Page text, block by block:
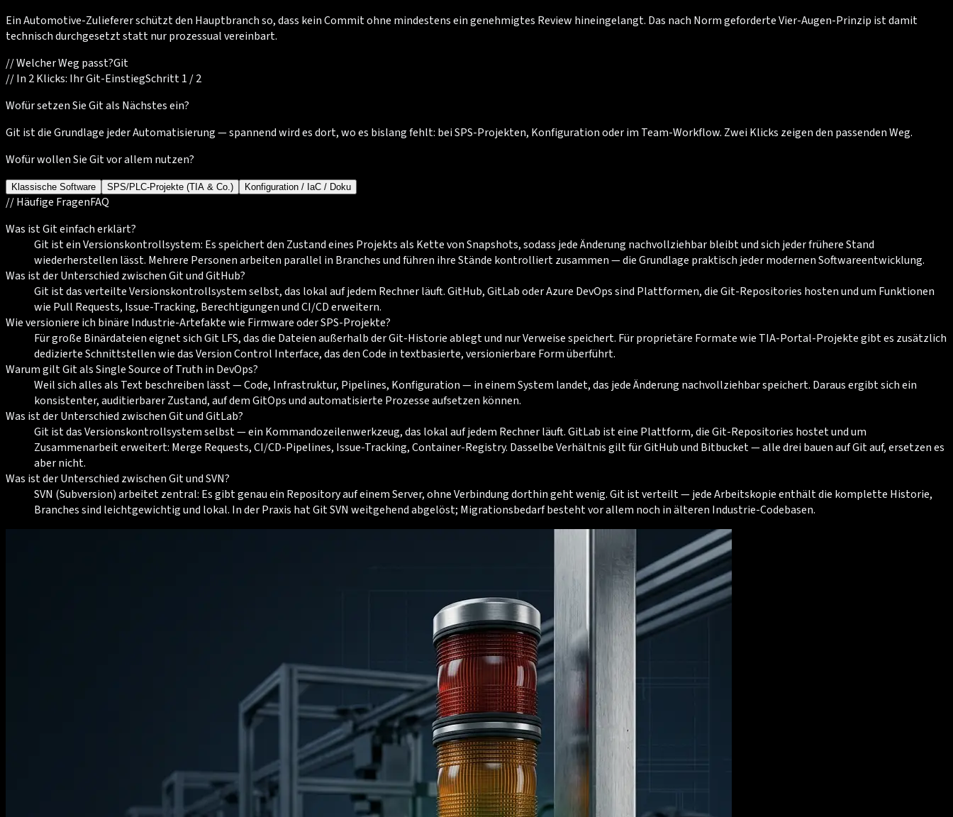
Ein Automotive-Zulieferer schützt den Hauptbranch so, dass kein Commit ohne mindestens ein genehmigtes Review hineingelangt. Das nach Norm geforderte Vier-Augen-Prinzip ist damit
technisch durchgesetzt statt nur prozessual vereinbart.
//Welcher Weg passt?Git
//In 2 Klicks: Ihr Git-EinstiegSchritt 1 / 2
Wofür setzen Sie Git als Nächstes ein?
Git ist die Grundlage jeder Automatisierung — spannend wird es dort, wo es bislang fehlt: bei SPS-Projekten, Konfiguration oder im Team-Workflow. Zwei Klicks zeigen den passenden Weg.
Wofür wollen Sie Git vor allem nutzen?
Klassische Software SPS/PLC-Projekte (TIA & Co.) Konfiguration / IaC / Doku
//Häufige FragenFAQ
Was ist Git einfach erklärt?
Git ist ein Versionskontrollsystem: Es speichert den Zustand eines Projekts als Kette von Snapshots, sodass jede Änderung nachvollziehbar bleibt und sich jeder frühere Stand
wiederherstellen lässt. Mehrere Personen arbeiten parallel in Branches und führen ihre Stände kontrolliert zusammen — die Grundlage praktisch jeder modernen Softwareentwicklung.
Was ist der Unterschied zwischen Git und GitHub?
Git ist das verteilte Versionskontrollsystem selbst, das lokal auf jedem Rechner läuft. GitHub, GitLab oder Azure DevOps sind Plattformen, die Git-Repositories hosten und um Funktionen
wie Pull Requests, Issue-Tracking, Berechtigungen und CI/CD erweitern.
Wie versioniere ich binäre Industrie-Artefakte wie Firmware oder SPS-Projekte?
Für große Binärdateien eignet sich Git LFS, das die Dateien außerhalb der Git-Historie ablegt und nur Verweise speichert. Für proprietäre Formate wie TIA-Portal-Projekte gibt es zusätzlich
dedizierte Schnittstellen wie das Version Control Interface, das den Code in textbasierte, versionierbare Form überführt.
Warum gilt Git als Single Source of Truth in DevOps?
Weil sich alles als Text beschreiben lässt — Code, Infrastruktur, Pipelines, Konfiguration — in einem System landet, das jede Änderung nachvollziehbar speichert. Daraus ergibt sich ein
konsistenter, auditierbarer Zustand, auf dem GitOps und automatisierte Prozesse aufsetzen können.
Was ist der Unterschied zwischen Git und GitLab?
Git ist das Versionskontrollsystem selbst — ein Kommandozeilenwerkzeug, das lokal auf jedem Rechner läuft. GitLab ist eine Plattform, die Git-Repositories hostet und um
Zusammenarbeit erweitert: Merge Requests, CI/CD-Pipelines, Issue-Tracking, Container-Registry. Dasselbe Verhältnis gilt für GitHub und Bitbucket — alle drei bauen auf Git auf, ersetzen es
aber nicht.
Was ist der Unterschied zwischen Git und SVN?
SVN (Subversion) arbeitet zentral: Es gibt genau ein Repository auf einem Server, ohne Verbindung dorthin geht wenig. Git ist verteilt — jede Arbeitskopie enthält die komplette Historie,
Branches sind leichtgewichtig und lokal. In der Praxis hat Git SVN weitgehend abgelöst; Migrationsbedarf besteht vor allem noch in älteren Industrie-Codebasen.